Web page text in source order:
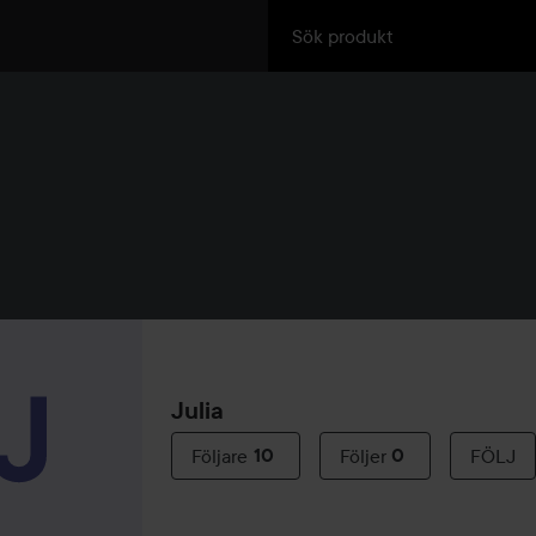
Julia
Följare 10 Följer 0 FÖLJ